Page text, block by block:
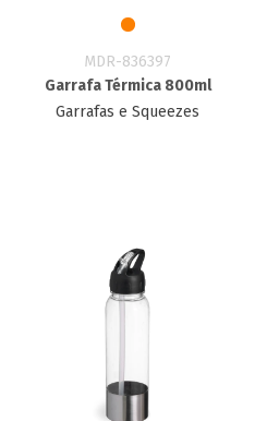
MDR-836397
Garrafa Térmica 800ml
Garrafas e Squeezes